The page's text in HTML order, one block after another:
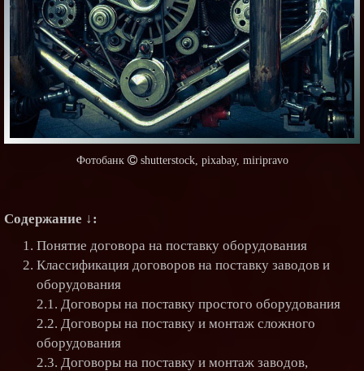
Содержание ↓:
Понятие договора на поставку оборудования
Классификация договоров на поставку заводов и
оборудования
2.1. Договоры на поставку простого оборудования
2.2. Договоры на поставку и монтаж сложного
оборудования
2.3. Договоры на поставку и монтаж заводов,